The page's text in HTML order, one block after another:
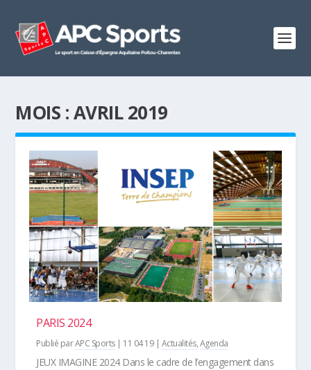
MOIS :AVRIL 2019
PARIS 2024
Publié parAPC Sports| 11 04 19| Actualités,Agenda
JEUX IMAGINE 2024 Dans le cadre de l’engagement dans